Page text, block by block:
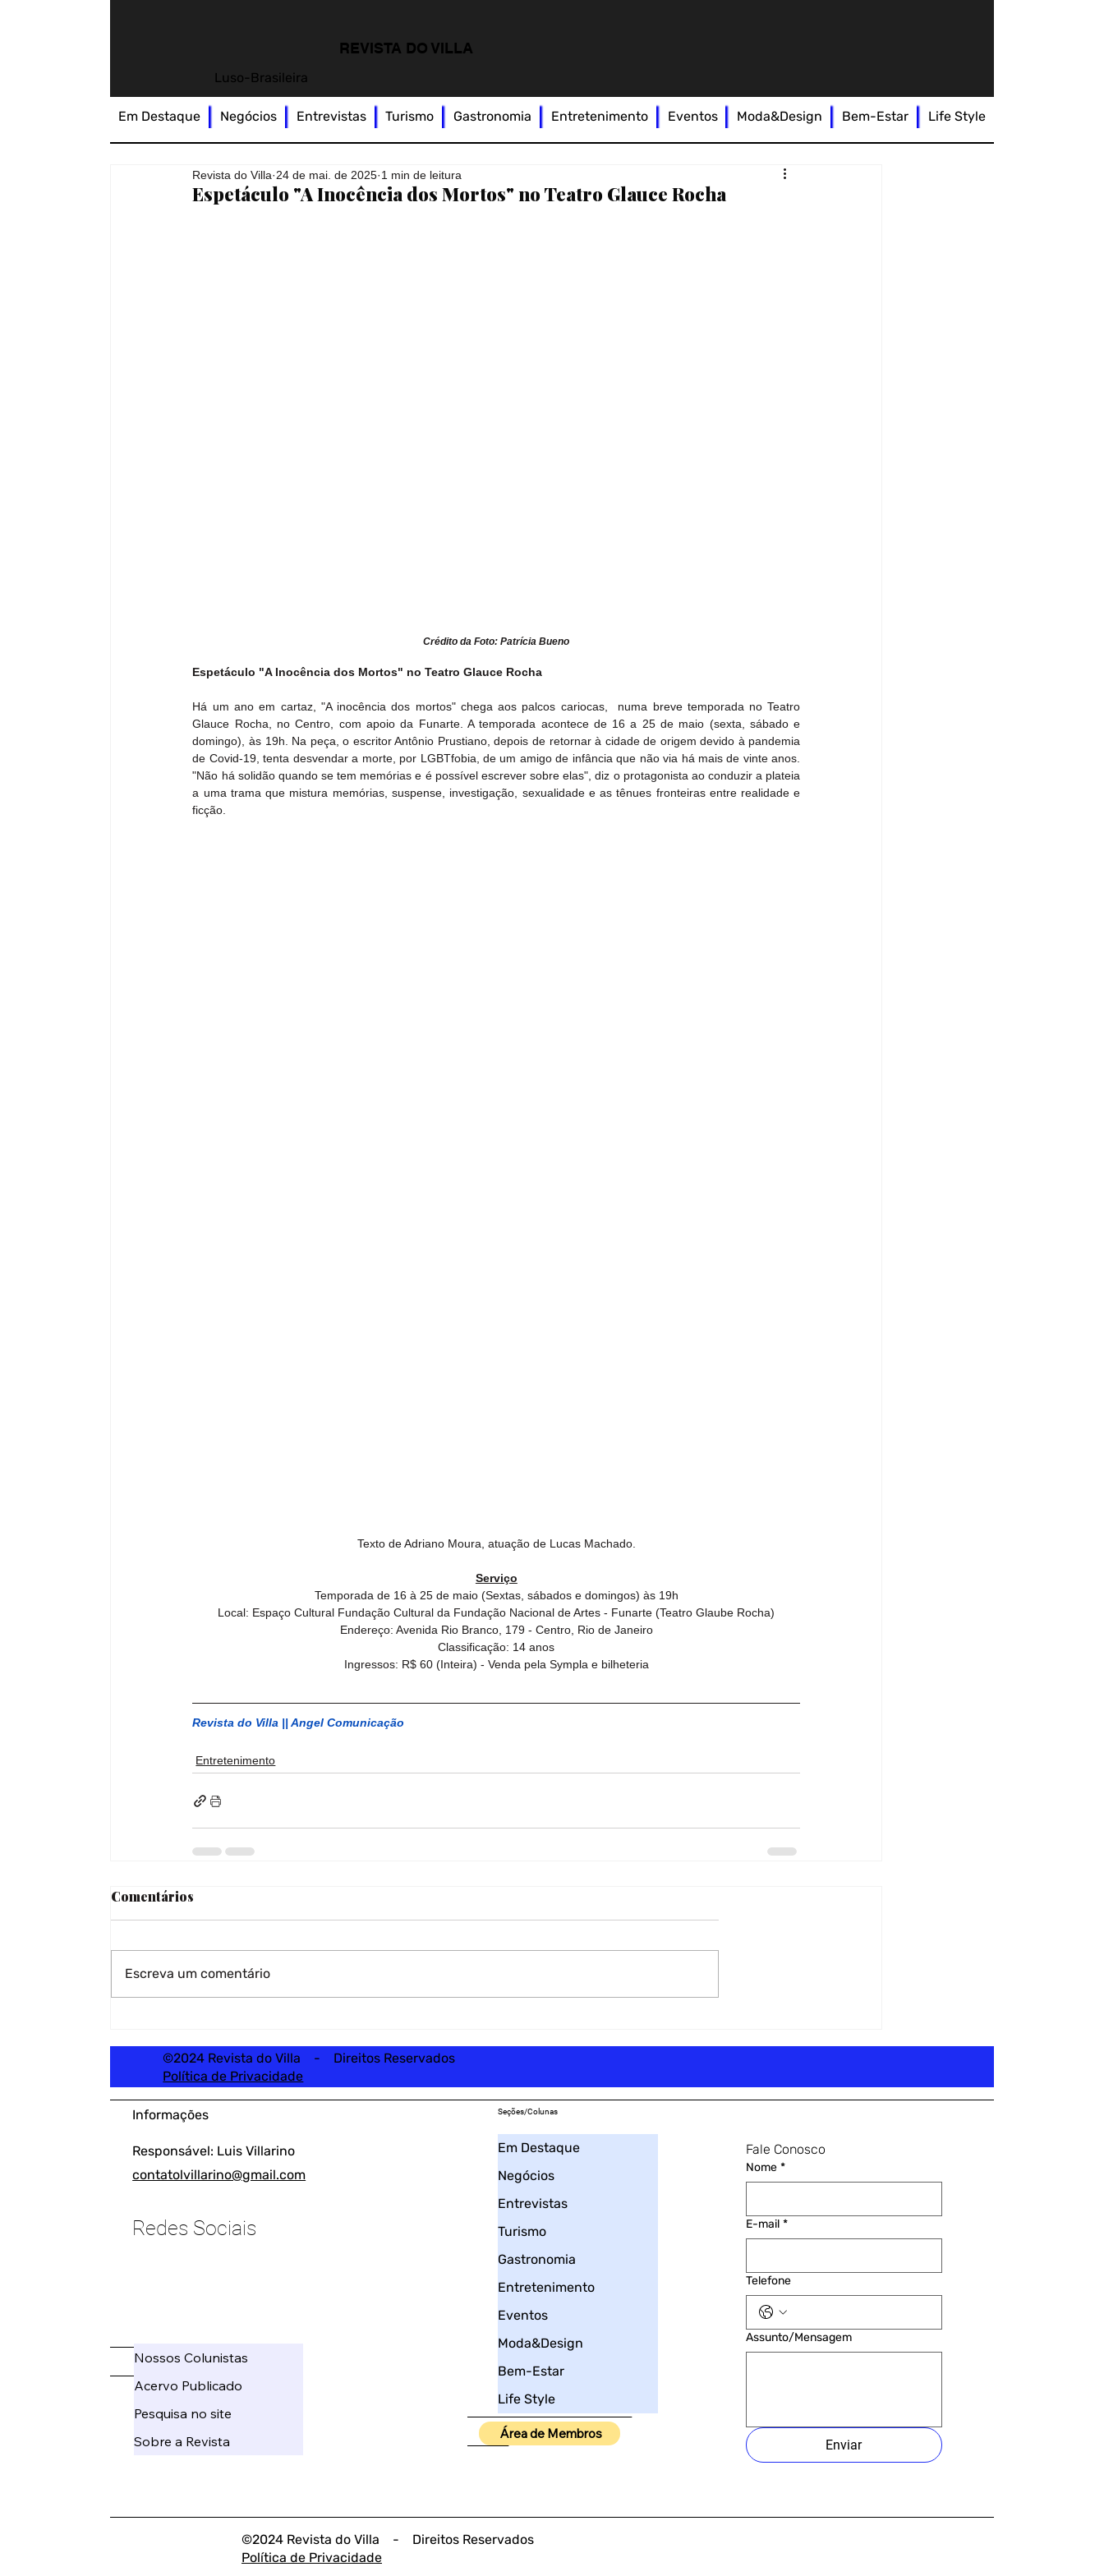
REVISTA DO VILLA
Luso-Brasileira
Espetáculo "A Inocência dos Mortos" no Teatro Glauce Rocha
Revista do Villa 24 de mai. de 2025 1 min de leitura
Crédito da Foto: Patrícia Bueno
Espetáculo "A Inocência dos Mortos" no Teatro Glauce Rocha
Há um ano em cartaz, "A inocência dos mortos" chega aos palcos cariocas,  numa breve temporada no Teatro
Glauce Rocha, no Centro, com apoio da Funarte. A temporada acontece de 16 a 25 de maio (sexta, sábado e
domingo), às 19h. Na peça, o escritor Antônio Prustiano, depois de retornar à cidade de origem devido à pandemia
de Covid-19, tenta desvendar a morte, por LGBTfobia, de um amigo de infância que não via há mais de vinte anos.
"Não há solidão quando se tem memórias e é possível escrever sobre elas", diz o protagonista ao conduzir a plateia
a uma trama que mistura memórias, suspense, investigação, sexualidade e as tênues fronteiras entre realidade e
ficção.
Texto de Adriano Moura, atuação de Lucas Machado.
Serviço
Temporada de 16 à 25 de maio (Sextas, sábados e domingos) às 19h
Local: Espaço Cultural Fundação Cultural da Fundação Nacional de Artes - Funarte (Teatro Glaube Rocha)
Endereço: Avenida Rio Branco, 179 - Centro, Rio de Janeiro
Classificação: 14 anos
Ingressos: R$ 60 (Inteira) - Venda pela Sympla e bilheteria
Revista do Villa || Angel Comunicação
Entretenimento
Comentários
Escreva um comentário
Em Destaque Negócios Entrevistas Turismo Gastronomia Entretenimento Eventos Moda&Design Bem-Estar Life Style
©2024 Revista do Villa - Direitos Reservados
Política de Privacidade
©2024 Revista do Villa - Direitos Reservados
Política de Privacidade
Fale Conosco
Nome *
E-mail *
Telefone
Assunto/Mensagem
Enviar
Informações
Responsável: Luis Villarino
contatolvillarino@gmail.com
Redes Sociais
_____
Nossos Colunistas
Acervo Publicado
Pesquisa no site
Sobre a Revista
Seções/Colunas
Em Destaque
Negócios
Entrevistas
Turismo
Gastronomia
Entretenimento
Eventos
Moda&Design
Bem-Estar
Life Style
____________________
_____Área de Membros